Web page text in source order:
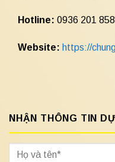
Hotline: 0936 201 858
Website: https://
NHẬN THÔNG TIN